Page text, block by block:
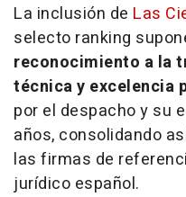
La inclusión de Las
selecto ranking
reconocimiento a la
técnica y excelencia
por el despacho y su
años, consolidando
las firmas de
jurídico español.